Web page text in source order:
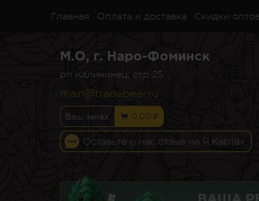
Главная Оплата и доставка Скидки
М.О, г. Наро-Фоминск
рп Калининец, стр 25
main@tradebeer.ru
Ваш заказ: 0,00 ₽